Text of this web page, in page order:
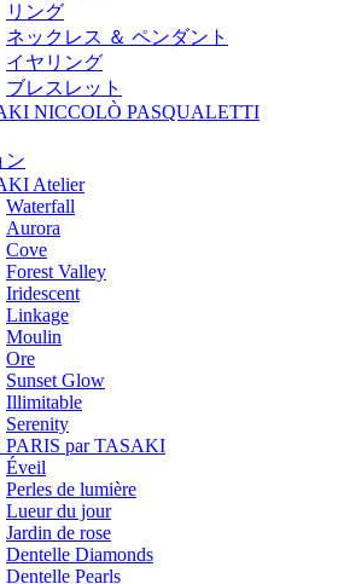
リング
ネックレス ＆ ペンダント
イヤリング
ブレスレット
NICCOLÒ PASQUALETTI
ン
Atelier
Waterfall
Aurora
Cove
Forest Valley
Iridescent
Linkage
Moulin
Ore
Sunset Glow
Illimitable
Serenity
PARIS par TASAKI
Éveil
Perles de lumière
Lueur du jour
Jardin de rose
Dentelle Diamonds
Dentelle Pearls